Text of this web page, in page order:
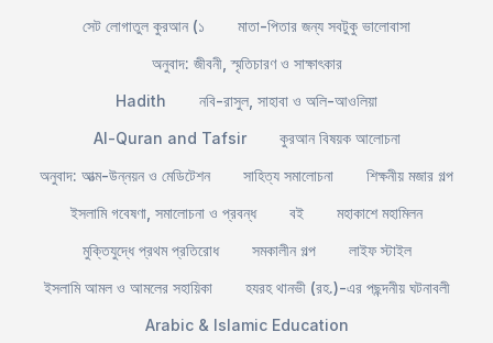
সেট লোগাতুল কুরআন (১
মাতা-পিতার জন্য সবটুকু ভালোবাসা
অনুবাদ: জীবনী, স্মৃতিচারণ ও সাক্ষাৎকার
Hadith
নবি-রাসুল, সাহাবা ও অলি-আওলিয়া
Al-Quran and Tafsir
কুরআন বিষয়ক আলোচনা
অনুবাদ: আত্ম-উন্নয়ন ও মেডিটেশন
সাহিত্য সমালোচনা
শিক্ষনীয় মজার গল্প
ইসলামি গবেষণা, সমালোচনা ও প্রবন্ধ
বই
মহাকাশে মহামিলন
মুক্তিযুদ্ধে প্রথম প্রতিরোধ
সমকালীন গল্প
লাইফ স্টাইল
ইসলামি আমল ও আমলের সহায়িকা
হযরহ থানভী (রহ.)-এর পছন্দনীয় ঘটনাবলী
Arabic & Islamic Education